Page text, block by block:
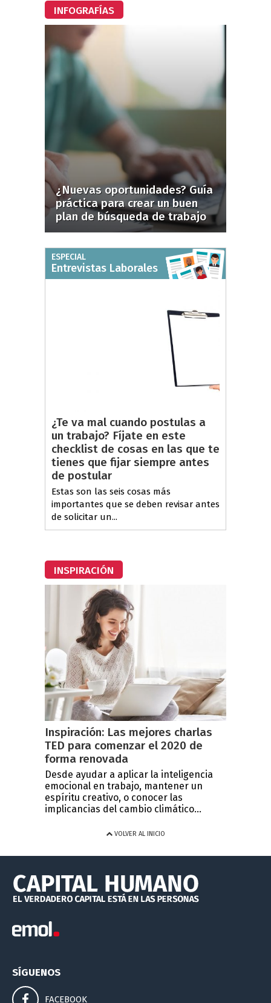
INFOGRAFÍAS
¿Nuevas oportunidades? Guía
práctica para crear un buen
plan de búsqueda de trabajo
ESPECIAL
Entrevistas Laborales
¿Te va mal cuando postulas a
un trabajo? Fíjate en este
checklist de cosas en las que te
tienes que fijar siempre antes
de postular
Estas son las seis cosas más
importantes que se deben revisar antes
de solicitar un...
INSPIRACIÓN
Inspiración: Las mejores charlas
TED para comenzar el 2020 de
forma renovada
Desde ayudar a aplicar la inteligencia
emocional en trabajo, mantener un
espíritu creativo, o conocer las
implicancias del cambio climático...
VOLVER AL INICIO
SÍGUENOS
FACEBOOK